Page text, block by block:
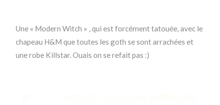
Une « Modern Witch » , qui est forcément tatouée, avec le
chapeau H&M que toutes les goth se sont arrachées et
une robe Killstar. Ouais on se refait pas :)